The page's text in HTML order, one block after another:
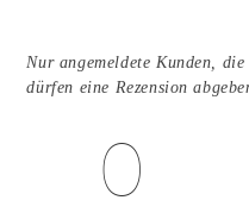
0
Nur angemeldete Kunden,
dürfen eine Rezension